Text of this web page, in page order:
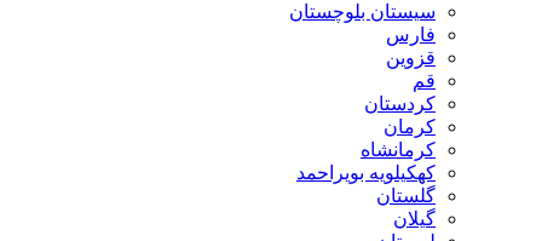
سیستان بلوچستان
فارس
قزوین
قم
کردستان
کرمان
کرمانشاه
کهکیلویه بویراحمد
گلستان
گیلان